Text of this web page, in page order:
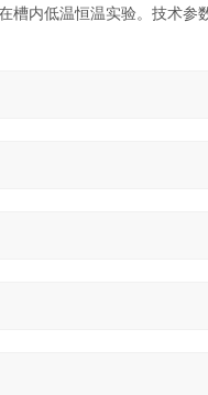
槽内低温恒温实验。技术参